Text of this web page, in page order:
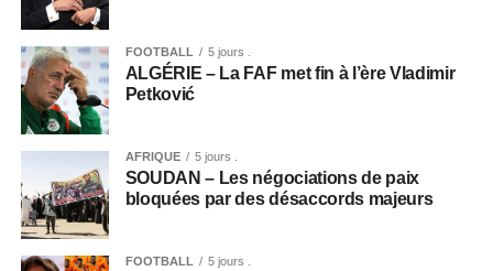
FOOTBALL 5 jours .
ALGÉRIE – La FAF met fin à l’ère Vladimir
Petković
AFRIQUE 5 jours .
SOUDAN – Les négociations de paix
bloquées par des désaccords majeurs
FOOTBALL 5 jours .